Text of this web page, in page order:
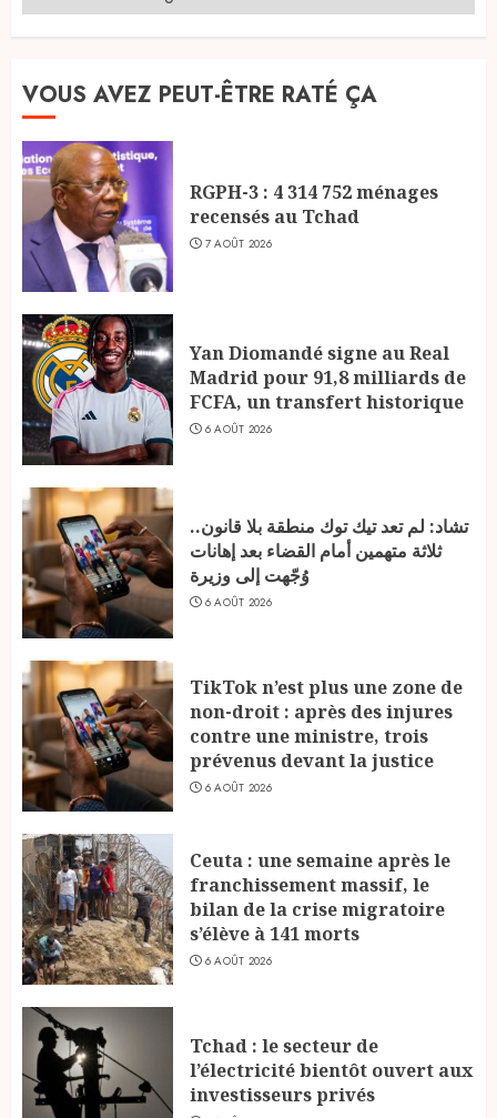
VOUS AVEZ PEUT-ÊTRE RATÉ ÇA
RGPH-3 : 4 314 752 ménages
recensés au Tchad
7 AOÛT 2026
Yan Diomandé signe au Real
Madrid pour 91,8 milliards de
FCFA, un transfert historique
6 AOÛT 2026
تشاد: لم تعد تيك توك منطقة بلا قانون..
ثلاثة متهمين أمام القضاء بعد إهانات
وُجّهت إلى وزيرة
6 AOÛT 2026
TikTok n’est plus une zone de
non-droit : après des injures
contre une ministre, trois
prévenus devant la justice
6 AOÛT 2026
Ceuta : une semaine après le
franchissement massif, le
bilan de la crise migratoire
s’élève à 141 morts
6 AOÛT 2026
Tchad : le secteur de
l’électricité bientôt ouvert aux
investisseurs privés